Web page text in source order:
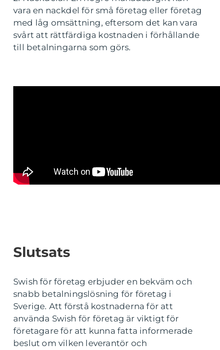
vara en nackdel för små företag eller företag
med låg omsättning, eftersom det kan vara
svårt att rättfärdiga kostnaden i förhållande
till betalningarna som görs.
Slutsats
Swish för företag erbjuder en bekväm och
snabb betalningslösning för företag i
Sverige. Att förstå kostnaderna för att
använda Swish för företag är viktigt för
företagare för att kunna fatta informerade
beslut om vilken leverantör och